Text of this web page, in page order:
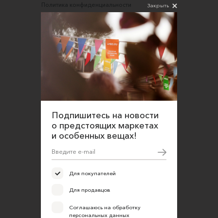
Политика конфиденциальности
Согласие на обработку персональных данных
Закрыть
Подпишитесь на новости
о предстоящих маркетах
и особенных вещах!
Для покупателей
Для продавцов
Соглашаюсь на обработку
персональных данных